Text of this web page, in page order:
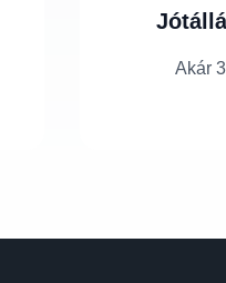
Akár